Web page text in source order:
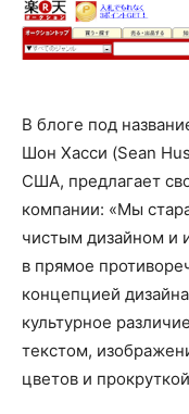
В блоге под
Шон Хасси (Sean
США, предлагает
компании: «Мы
чистым дизайном и
в прямое
концепцией
культурное
текстом,
цветов и